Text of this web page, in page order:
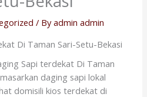
/ Byadmin admin
Di Taman Sari-Setu-Bekasi
Sapi terdekat Di Taman
daging sapi lokal
domisili kios terdekat di